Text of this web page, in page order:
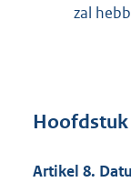
zal
Artikel 8.